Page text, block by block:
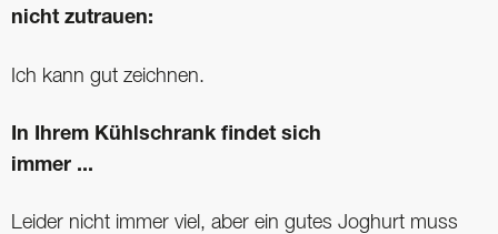
nicht zutrauen:
Ich kann gut zeichnen.
In Ihrem Kühlschrank findet sich
immer ...
Leider nicht immer viel, aber ein gutes Joghurt muss